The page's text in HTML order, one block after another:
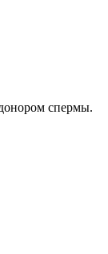
спермы.